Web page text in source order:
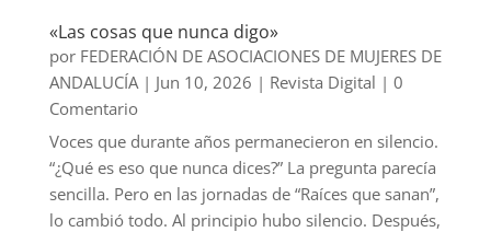
«Las cosas que nunca digo»
por FEDERACIÓN DE ASOCIACIONES DE MUJERES DE
ANDALUCÍA| Jun 10, 2026 | Revista Digital | 0
Comentario
Voces que durante años permanecieron en silencio.
“¿Qué es eso que nunca dices?” La pregunta parecía
sencilla. Pero en las jornadas de “Raíces que sanan”,
lo cambió todo. Al principio hubo silencio. Después,